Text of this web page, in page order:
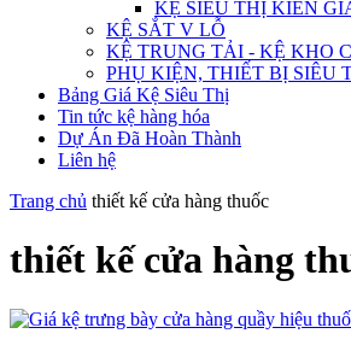
KỆ SIÊU THỊ KIÊN
KỆ SẮT V LỖ
KỆ TRUNG TẢI - KỆ KHO
PHỤ KIỆN, THIẾT BỊ SIÊU
Bảng Giá Kệ Siêu Thị
Tin tức kệ hàng hóa
Dự Án Đã Hoàn Thành
Liên hệ
Trang chủ thiết kế cửa hàng thuốc
thiết kế cửa hàng